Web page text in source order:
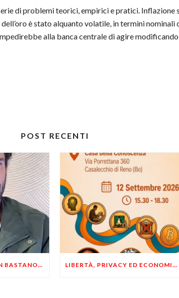
di problemi teorici, empirici e pratici.
è stato alquanto volatile, in termini
alla banca centrale di agire
POST RECENTI
LIBERTÀ, LE IDEE NON BASTANO! SERVONO ESEMPI E UN PO’ DI COERENZA LIBERTÀ, PRIVACY ED ECONOMIA DEL BUON SENSO: FACCO E MUSUMECI A CASALECCHIO DI RENO (BO)